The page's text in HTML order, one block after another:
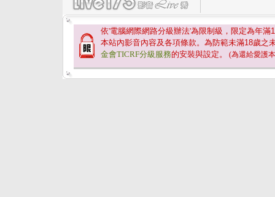
依'電腦網際網路分級辦法'為限制級，限定為年滿
本站內影音內容及各項條款。為防範未滿18歲之
金會TICRF分級服務的安裝與設定。 (為還給愛護